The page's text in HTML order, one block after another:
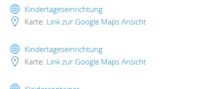
Kindertageseinrichtung
Karte: Link zur Google Maps Ansicht
Kindertageseinrichtung
Karte: Link zur Google Maps Ansicht